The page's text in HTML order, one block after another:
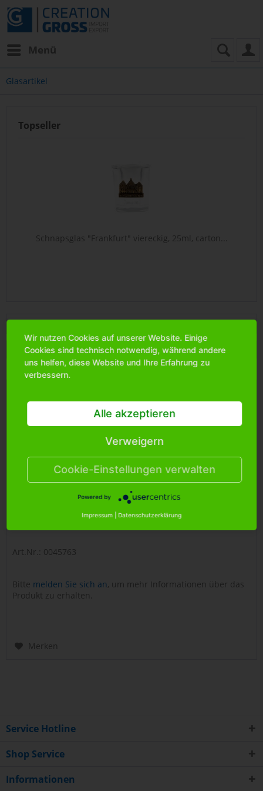
Menü
Glasartikel
Topseller
Schnapsglas "Frankfurt" viereckig, 25ml, carton...
Filtern
Schnapsglas "Frankfurt" viereckig, 25ml, carton...
Art.Nr.: 0045763
Bitte melden Sie sich an, um mehr Informationen über das
Produkt zu erhalten.
Merken
Service Hotline
Shop Service
Informationen
Wir nutzen Cookies auf unserer Website. Einige
Cookies sind technisch notwendig, während andere
uns helfen, diese Website und Ihre Erfahrung zu
verbessern.
Alle akzeptieren
Verweigern
Cookie-Einstellungen verwalten
Powered by
Impressum Datenschutzerklärung